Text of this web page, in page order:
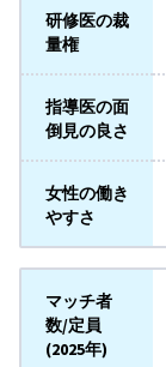
研修医の裁
量権
指導医の面
倒見の良さ
女性の働き
やすさ
マッチ者
数/定員
(2025年)